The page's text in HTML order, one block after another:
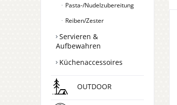
Pasta-/Nudelzubereitung
Reiben/Zester
Servieren &
Aufbewahren
Küchenaccessoires
OUTDOOR